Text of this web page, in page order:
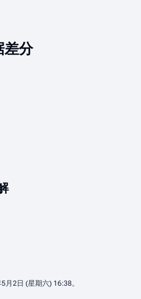
差分
月2日 (星期六) 16:38。